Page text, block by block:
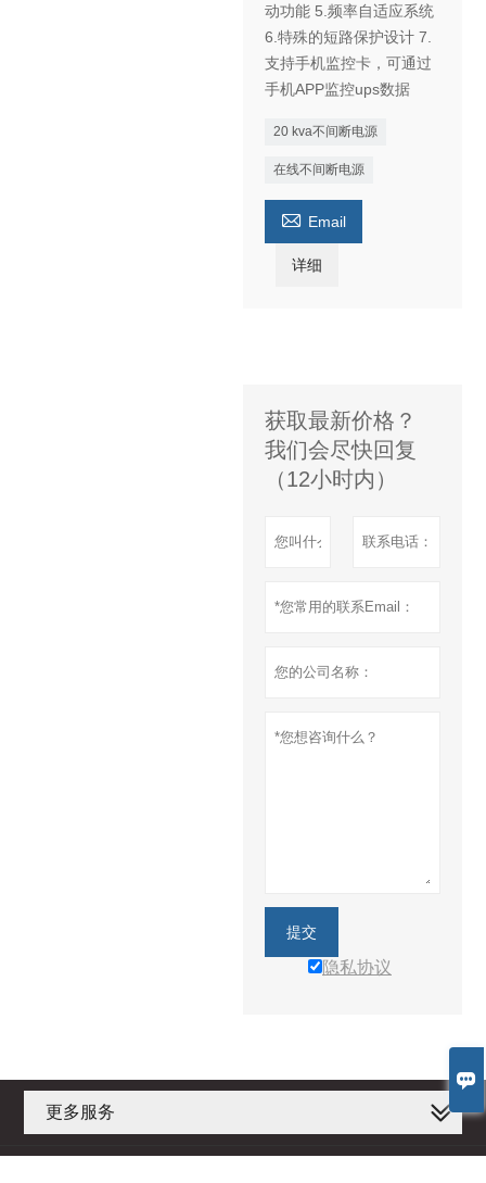

动功能 5.频率自适应系统
6.特殊的短路保护设计 7.
支持手机监控卡，可通过
手机APP监控ups数据
20 kva不间断电源
在线不间断电源
 Email
详细
获取最新价格？
我们会尽快回复
（12小时内）
提交
隐私协议
更多服务